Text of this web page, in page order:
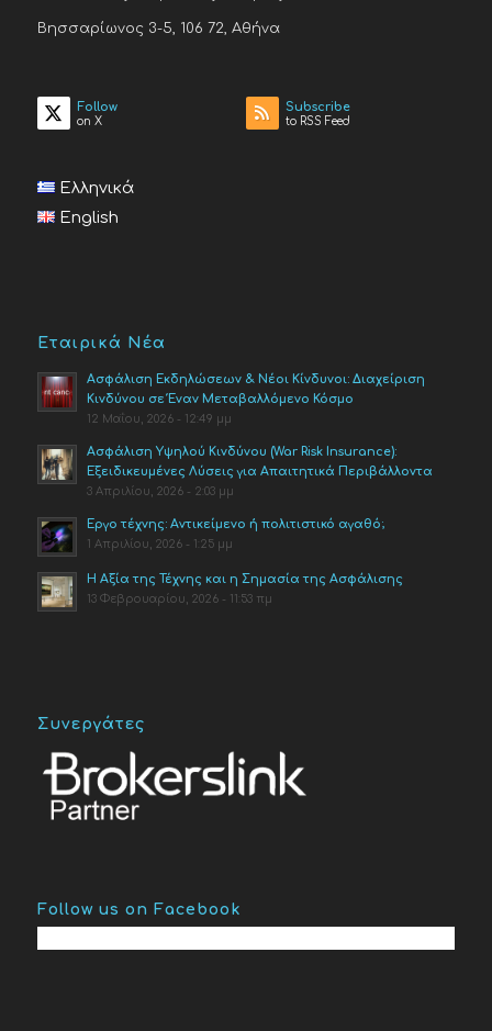
Βησσαρίωνος 3-5, 106 72, Αθήνα
Follow
on X
Subscribe
to RSS Feed
Ελληνικά
English
Εταιρικά Νέα
Ασφάλιση Εκδηλώσεων & Νέοι Κίνδυνοι: Διαχείριση
Κινδύνου σε Έναν Μεταβαλλόμενο Κόσμο
12 Μαΐου, 2026 - 12:49 μμ
Ασφάλιση Υψηλού Κινδύνου (War Risk Insurance):
Εξειδικευμένες Λύσεις για Απαιτητικά Περιβάλλοντα
3 Απριλίου, 2026 - 2:03 μμ
Έργο τέχνης: Αντικείμενο ή πολιτιστικό αγαθό;
1 Απριλίου, 2026 - 1:25 μμ
Η Αξία της Τέχνης και η Σημασία της Ασφάλισης
13 Φεβρουαρίου, 2026 - 11:53 πμ
Συνεργάτες
Follow us on Facebook